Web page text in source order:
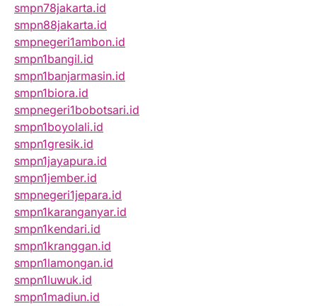
smpn78jakarta.id
smpn88jakarta.id
smpnegeri1ambon.id
smpn1bangil.id
smpn1banjarmasin.id
smpn1biora.id
smpnegeri1bobotsari.id
smpn1boyolali.id
smpn1gresik.id
smpn1jayapura.id
smpn1jember.id
smpnegeri1jepara.id
smpn1karanganyar.id
smpn1kendari.id
smpn1kranggan.id
smpn1lamongan.id
smpn1luwuk.id
smpn1madiun.id